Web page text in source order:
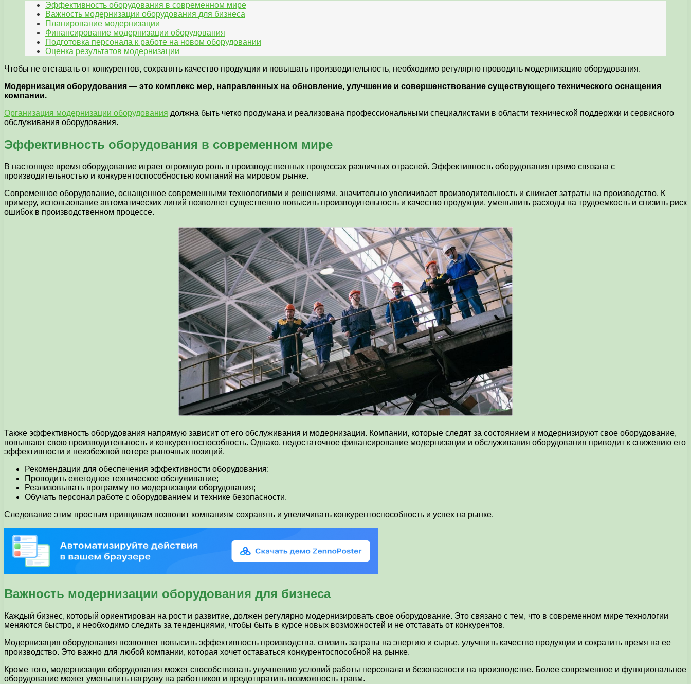
Эффективность оборудования в современном мире
Важность модернизации оборудования для бизнеса
Планирование модернизации
Финансирование модернизации оборудования
Подготовка персонала к работе на новом оборудовании
Оценка результатов модернизации
Чтобы не отставать от конкурентов, сохранять качество продукции и повышать производительность, необходимо регулярно проводить модернизацию оборудования.
Модернизация оборудования — это комплекс мер, направленных на обновление, улучшение и совершенствование существующего технического оснащения
компании.
Организация модернизации оборудования должна быть четко продумана и реализована профессиональными специалистами в области технической поддержки и сервисного
обслуживания оборудования.
Эффективность оборудования в современном мире
В настоящее время оборудование играет огромную роль в производственных процессах различных отраслей. Эффективность оборудования прямо связана с
производительностью и конкурентоспособностью компаний на мировом рынке.
Современное оборудование, оснащенное современными технологиями и решениями, значительно увеличивает производительность и снижает затраты на производство. К
примеру, использование автоматических линий позволяет существенно повысить производительность и качество продукции, уменьшить расходы на трудоемкость и снизить риск
ошибок в производственном процессе.
Также эффективность оборудования напрямую зависит от его обслуживания и модернизации. Компании, которые следят за состоянием и модернизируют свое оборудование,
повышают свою производительность и конкурентоспособность. Однако, недостаточное финансирование модернизации и обслуживания оборудования приводит к снижению его
эффективности и неизбежной потере рыночных позиций.
Рекомендации для обеспечения эффективности оборудования:
Проводить ежегодное техническое обслуживание;
Реализовывать программу по модернизации оборудования;
Обучать персонал работе с оборудованием и технике безопасности.
Следование этим простым принципам позволит компаниям сохранять и увеличивать конкурентоспособность и успех на рынке.
Важность модернизации оборудования для бизнеса
Каждый бизнес, который ориентирован на рост и развитие, должен регулярно модернизировать свое оборудование. Это связано с тем, что в современном мире технологии
меняются быстро, и необходимо следить за тенденциями, чтобы быть в курсе новых возможностей и не отставать от конкурентов.
Модернизация оборудования позволяет повысить эффективность производства, снизить затраты на энергию и сырье, улучшить качество продукции и сократить время на ее
производство. Это важно для любой компании, которая хочет оставаться конкурентоспособной на рынке.
Кроме того, модернизация оборудования может способствовать улучшению условий работы персонала и безопасности на производстве. Более современное и функциональное
оборудование может уменьшить нагрузку на работников и предотвратить возможность травм.